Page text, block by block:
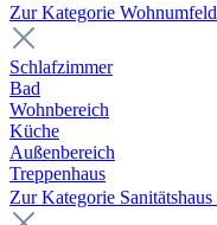
Zur Kategorie Wohnumfeld
Schlafzimmer
Bad
Wohnbereich
Küche
Außenbereich
Treppenhaus
Zur Kategorie Sanitätshaus